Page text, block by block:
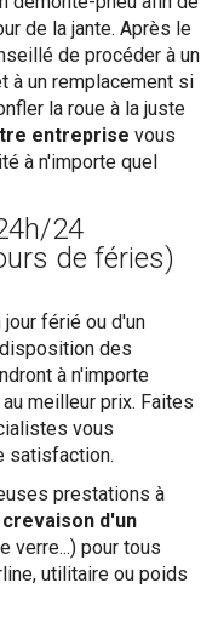
de la jante. Après le
de procéder à un
à un remplacement si
la roue à la juste
entreprise vous
à n'importe quel
24
de féries)
férié ou d'un
des
à n'importe
meilleur prix. Faites
vous
satisfaction.
prestations à
d'un
verre...) pour tous
utilitaire ou poids